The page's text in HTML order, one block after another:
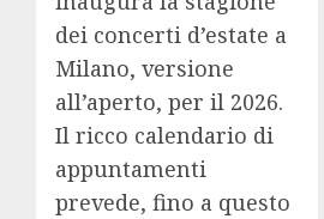
dei concerti d’estate a
Milano, versione
all’aperto, per il 2026.
Il ricco calendario di
appuntamenti
prevede, fino a questo